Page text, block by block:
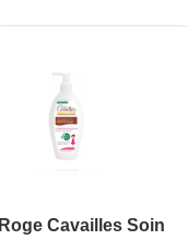
Roge Cavailles Soin